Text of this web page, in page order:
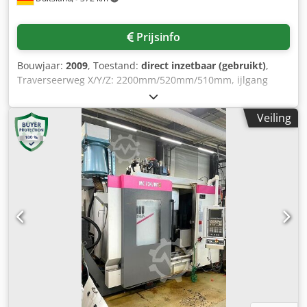
Prijsinfo
Bouwjaar: 2009, Toestand: direct inzetbaar (gebruikt),
Traverseerweg X/Y/Z: 2200mm/520mm/510mm, ijlgang
X/Y/Z: 40m/min, aantal spindels: 2, toerental: 10000rpm,
spilvermogen: 22kW, spindellager: 95mm, max. koppel:
300Nm, gereedschapshouder: HSK A100, max.
freescapaciteit: 500cm³, max. boordiameter: 50mm, max.
schroefdraaddiameter: M36. Tafelafmetingen X/Y: 2x
1250mm/250mm, spindeltafelafstand min./max.:
250mm/760mm, max. werkstukgewicht: 2x 1500kg, max.
gereedschapslengte: 320mm, gereedschapsposities: 2x 21,
gereedschapsklemming: 45000N. Afmetingen X/Y/Z: ca.
4000mm/6500mm/3800mm, gewicht: ca. 11000kg,
bedrijfsuren: 37771h. Inclusief plaatbewerking SHA KMB
900, inhoud: 900 liter, en magneetplaat. Documentatie
beschikbaar. Crodpfet E Tp Tox Ac Aof
Veiling